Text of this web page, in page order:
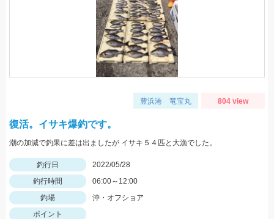
豊浜港 竜宝丸 804 view
復活。イサキ爆釣です。
潮の加減で釣果に差は出ましたが イサキ５４匹と大漁でした。
釣行日
2022/05/28
釣行時間
06:00～12:00
釣場
沖・オフショア
ポイント